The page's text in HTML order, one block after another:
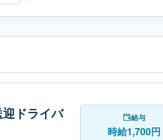
ドライバ
給与
時給1,700円